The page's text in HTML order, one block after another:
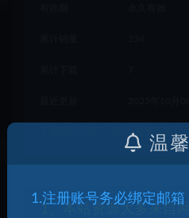
1、本站资源大多来自
温
1.注册账号务必绑定邮箱